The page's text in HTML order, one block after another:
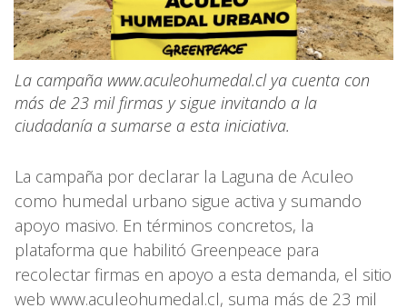
La campaña www.aculeohumedal.cl ya cuenta con
más de 23 mil firmas y sigue invitando a la
ciudadanía a sumarse a esta iniciativa.
La campaña por declarar la Laguna de Aculeo
como humedal urbano sigue activa y sumando
apoyo masivo. En términos concretos, la
plataforma que habilitó Greenpeace para
recolectar firmas en apoyo a esta demanda, el sitio
web www.aculeohumedal.cl, suma más de 23 mil